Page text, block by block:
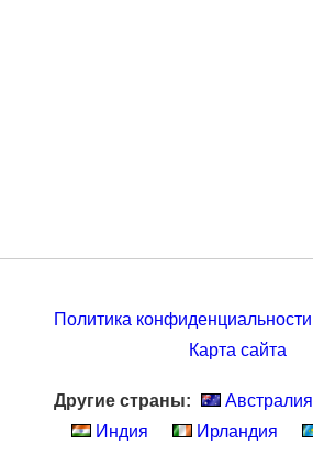
Политика конфиденциальности
Карта сайта
Другие страны: Австралия
Индия
Ирландия